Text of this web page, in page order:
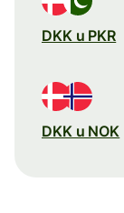
DKK u PKR
DKK u NOK